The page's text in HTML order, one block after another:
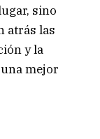
sino
atrás las
y la
mejor